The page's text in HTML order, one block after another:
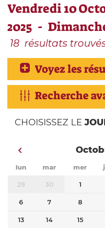
Vendredi 10
2025 -
18 résultats
Voyez les
Recherche
CHOISISSEZ LE
lun mar mer
29 30 1
6 7 8
13 14 15